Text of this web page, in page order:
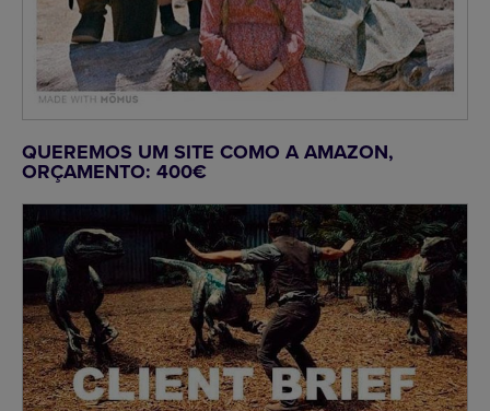
QUEREMOS UM SITE COMO A AMAZON,
ORÇAMENTO: 400€